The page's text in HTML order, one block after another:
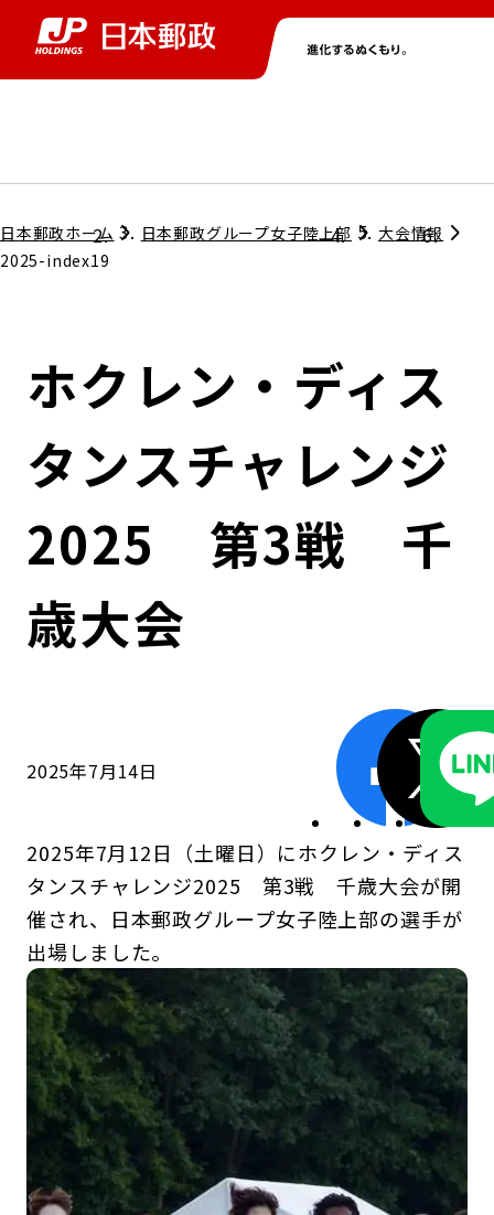
グループ情報トップ
コンプライアンス
ガバナンス
関連事業
株主・投資家情報トップ
個人投資家のみなさまへ
株式情報
IRカレンダー
ニューストップ
サステナビリティトップ
担当役員メッセージ
サステナビリティマネジメント
社会
ESGデータ集
採用情報トップ
日本郵政ホーム 日本郵政グループ女子陸上部
大会情報
2025-index19
ホクレン・ディス
タンスチャレンジ
2025 第3戦 千
歳大会
2025年7月14日
2025年7月12日（土曜日）にホクレン・ディス
タンスチャレンジ2025 第3戦 千歳大会が開
催され、日本郵政グループ女子陸上部の選手が
出場しました。